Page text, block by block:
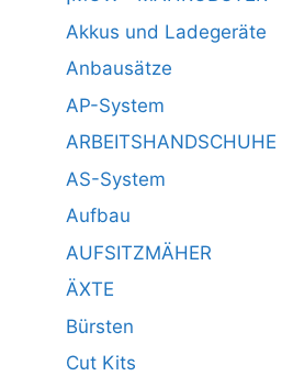
Akkus und Ladegeräte
Anbausätze
AP-System
ARBEITSHANDSCHUHE
AS-System
Aufbau
AUFSITZMÄHER
ÄXTE
Bürsten
Cut Kits